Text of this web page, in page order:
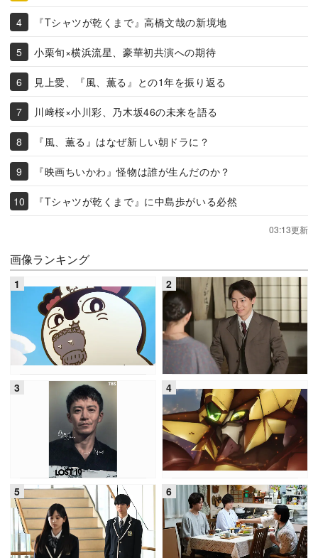
『Tシャツが乾くまで』高橋文哉の新境地
小栗旬×横浜流星、豪華初共演への期待
見上愛、『風、薫る』との1年を振り返る
川﨑桜×小川彩、乃木坂46の未来を語る
『風、薫る』はなぜ新しい朝ドラに？
『映画ちいかわ』怪物は誰が生んだのか？
『Tシャツが乾くまで』に中島歩がいる必然
03:13更新
画像ランキング